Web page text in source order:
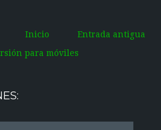
Entrada antigua
Inicio
para móviles